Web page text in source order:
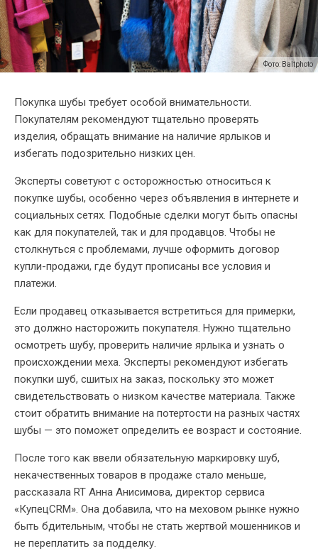
Фото: Baltphoto
Покупка шубы требует особой внимательности.
Покупателям рекомендуют тщательно проверять
изделия, обращать внимание на наличие ярлыков и
избегать подозрительно низких цен.
Эксперты советуют с осторожностью относиться к
покупке шубы, особенно через объявления в интернете и
социальных сетях. Подобные сделки могут быть опасны
как для покупателей, так и для продавцов. Чтобы не
столкнуться с проблемами, лучше оформить договор
купли-продажи, где будут прописаны все условия и
платежи.
Если продавец отказывается встретиться для примерки,
это должно насторожить покупателя. Нужно тщательно
осмотреть шубу, проверить наличие ярлыка и узнать о
происхождении меха. Эксперты рекомендуют избегать
покупки шуб, сшитых на заказ, поскольку это может
свидетельствовать о низком качестве материала. Также
стоит обратить внимание на потертости на разных частях
шубы — это поможет определить ее возраст и состояние.
После того как ввели обязательную маркировку шуб,
некачественных товаров в продаже стало меньше,
рассказала RT Анна Анисимова, директор сервиса
«КупецCRM». Она добавила, что на меховом рынке нужно
быть бдительным, чтобы не стать жертвой мошенников и
не переплатить за подделку.